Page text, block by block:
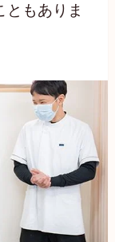
ともありま